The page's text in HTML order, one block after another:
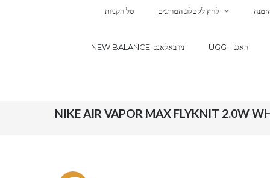
סל הקניות לחץ לקטלוג המותגים
NEW BALANCE-ניו באלאנס UGG – האגג